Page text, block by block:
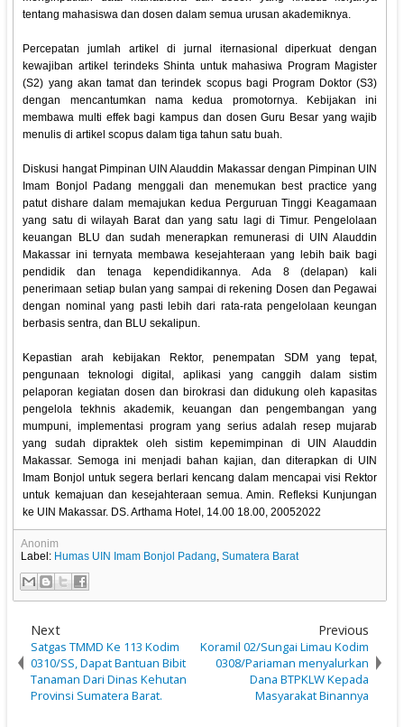
tentang mahasiswa dan dosen dalam semua urusan akademiknya.
Percepatan jumlah artikel di jurnal iternasional diperkuat dengan
kewajiban artikel terindeks Shinta untuk mahasiwa Program Magister
(S2) yang akan tamat dan terindek scopus bagi Program Doktor (S3)
dengan mencantumkan nama kedua promotornya. Kebijakan ini
membawa multi effek bagi kampus dan dosen Guru Besar yang wajib
menulis di artikel scopus dalam tiga tahun satu buah.
Diskusi hangat Pimpinan UIN Alauddin Makassar dengan Pimpinan UIN
Imam Bonjol Padang menggali dan menemukan best practice yang
patut dishare dalam memajukan kedua Perguruan Tinggi Keagamaan
yang satu di wilayah Barat dan yang satu lagi di Timur. Pengelolaan
keuangan BLU dan sudah menerapkan remunerasi di UIN Alauddin
Makassar ini ternyata membawa kesejahteraan yang lebih baik bagi
pendidik dan tenaga kependidikannya. Ada 8 (delapan) kali
penerimaan setiap bulan yang sampai di rekening Dosen dan Pegawai
dengan nominal yang pasti lebih dari rata-rata pengelolaan keungan
berbasis sentra, dan BLU sekalipun.
Kepastian arah kebijakan Rektor, penempatan SDM yang tepat,
pengunaan teknologi digital, aplikasi yang canggih dalam sistim
pelaporan kegiatan dosen dan birokrasi dan didukung oleh kapasitas
pengelola tekhnis akademik, keuangan dan pengembangan yang
mumpuni, implementasi program yang serius adalah resep mujarab
yang sudah dipraktek oleh sistim kepemimpinan di UIN Alauddin
Makassar. Semoga ini menjadi bahan kajian, dan diterapkan di UIN
Imam Bonjol untuk segera berlari kencang dalam mencapai visi Rektor
untuk kemajuan dan kesejahteraan semua. Amin. Refleksi Kunjungan
ke UIN Makassar. DS. Arthama Hotel, 14.00 18.00, 20052022
Anonim
Label: Humas UIN Imam Bonjol Padang,Sumatera Barat
Next
Satgas TMMD Ke 113 Kodim
0310/SS, Dapat Bantuan Bibit
Tanaman Dari Dinas Kehutan
Provinsi Sumatera Barat.
Previous
Koramil 02/Sungai Limau Kodim
0308/Pariaman menyalurkan
Dana BTPKLW Kepada
Masyarakat Binannya